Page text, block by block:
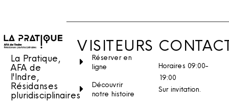
La Pratique,
AFA de
l'Indre,
Résidanses
pluridisciplinaires
VISITEURS
Réserver en
ligne
Découvrir
notre histoire
Horaires 09:00-
19:00
Sur invitation.